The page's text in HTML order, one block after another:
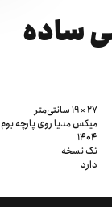
ساده
27 × 19 سانتی‌متر
میکس مدیا روی پارچه بوم
1404
تک نسخه
دارد